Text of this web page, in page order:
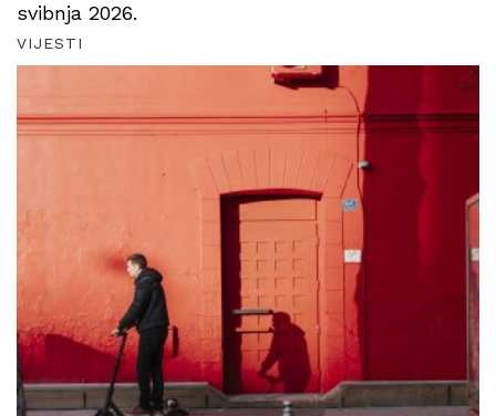
svibnja 2026.
VIJESTI